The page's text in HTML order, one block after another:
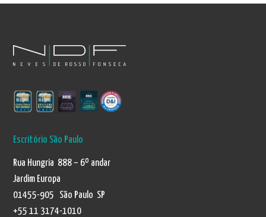
Escritório São Paulo
Rua Hungria 888 – 6º andar
Jardim Europa
01455-905 São Paulo SP
+55 11 3174-1010